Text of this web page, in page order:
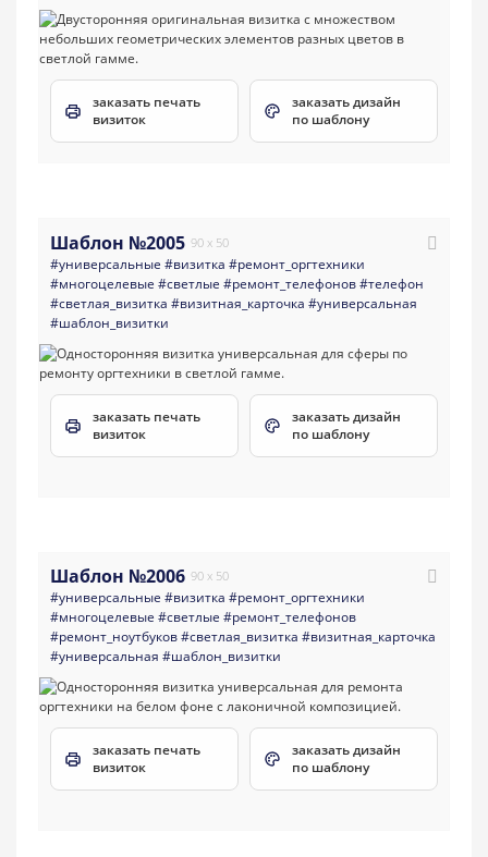
заказать печать
визиток
заказать дизайн
по шаблону
Шаблон №2005 90 x 50
#универсальные #визитка #ремонт_оргтехники
#многоцелевые #светлые #ремонт_телефонов#телефон
#светлая_визитка #визитная_карточка #универсальная
#шаблон_визитки
заказать печать
визиток
заказать дизайн
по шаблону
Шаблон №2006 90 x 50
#универсальные #визитка #ремонт_оргтехники
#многоцелевые #светлые #ремонт_телефонов
#ремонт_ноутбуков#светлая_визитка #визитная_карточка
#универсальная #шаблон_визитки
заказать печать
визиток
заказать дизайн
по шаблону